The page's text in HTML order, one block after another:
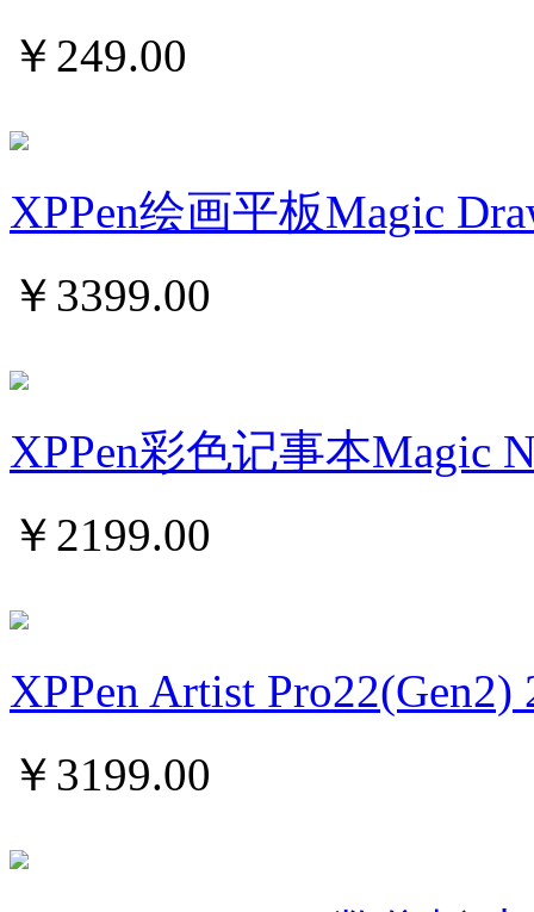
￥ 249.00
XPPen绘画平板Magic
￥ 3399.00
XPPen彩色记事本Magic
￥ 2199.00
XPPen Artist Pro22(Gen2)
￥ 3199.00